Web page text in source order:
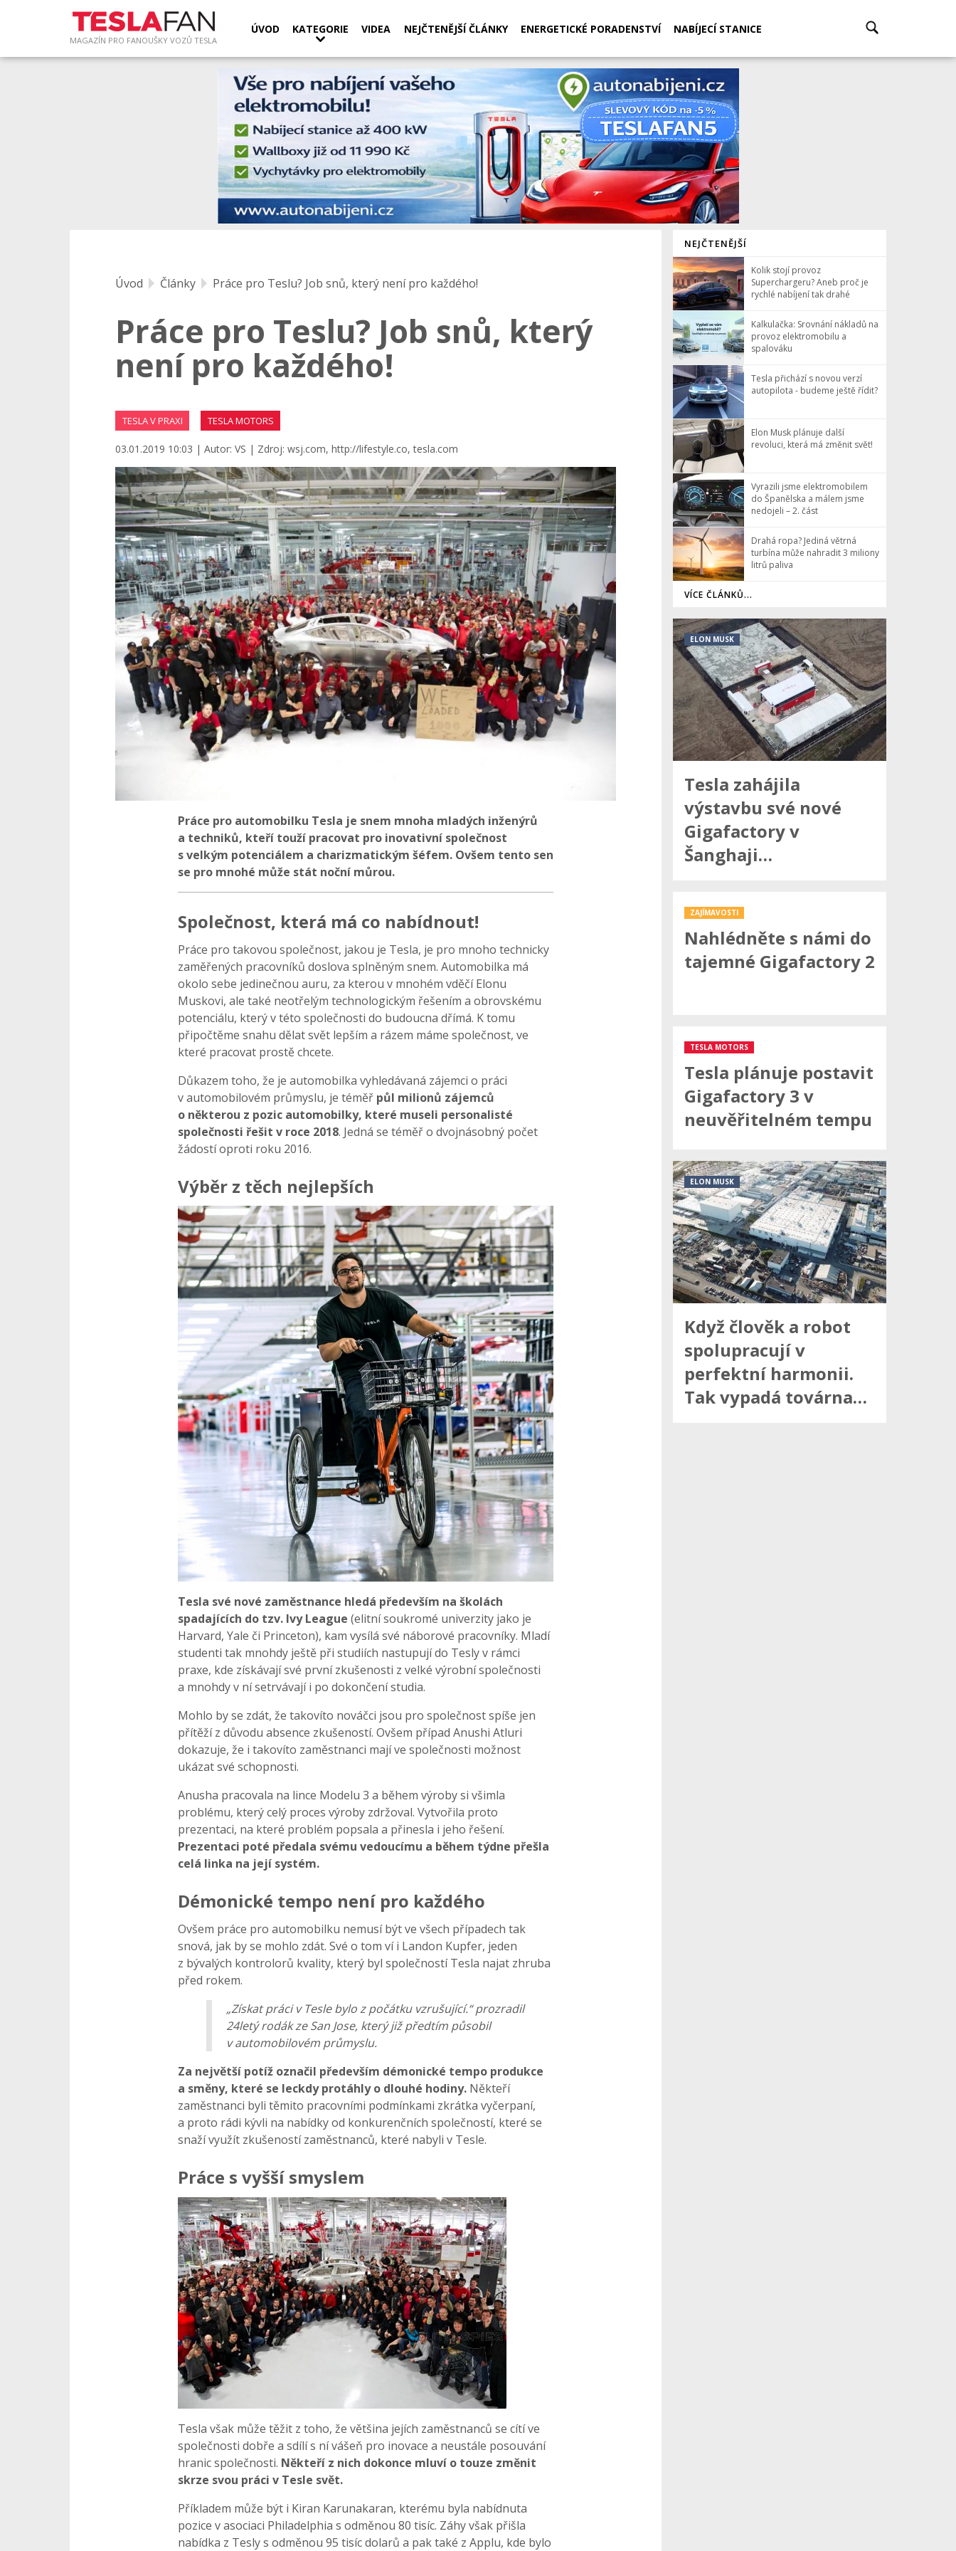
MAGAZÍN PRO FANOUŠKY VOZŮ TESLA
ÚVOD KATEGORIE VIDEA NEJČTENĚJŠÍ ČLÁNKY ENERGETICKÉ PORADENSTVÍ NABÍJECÍ STANICE
Úvod Články Práce pro Teslu? Job snů, který není pro každého!
Práce pro Teslu? Job snů, který
není pro každého!
TESLA V PRAXI TESLA MOTORS
03.01.2019 10:03 | Autor: VS | Zdroj: wsj.com, http://lifestyle.co, tesla.com
Práce pro automobilku Tesla je snem mnoha mladých inženýrů
a techniků, kteří touží pracovat pro inovativní společnost
s velkým potenciálem a charizmatickým šéfem. Ovšem tento sen
se pro mnohé může stát noční můrou.
Společnost, která má co nabídnout!
Práce pro takovou společnost, jakou je Tesla, je pro mnoho technicky
zaměřených pracovníků doslova splněným snem. Automobilka má
okolo sebe jedinečnou auru, za kterou v mnohém vděčí Elonu
Muskovi, ale také neotřelým technologickým řešením a obrovskému
potenciálu, který v této společnosti do budoucna dřímá. K tomu
připočtěme snahu dělat svět lepším a rázem máme společnost, ve
které pracovat prostě chcete.
Důkazem toho, že je automobilka vyhledávaná zájemci o práci
v automobilovém průmyslu, je téměř půl milionů zájemců
o některou z pozic automobilky, které museli personalisté
společnosti řešit v roce 2018. Jedná se téměř o dvojnásobný počet
žádostí oproti roku 2016.
Výběr z těch nejlepších
Tesla své nové zaměstnance hledá především na školách
spadajících do tzv. Ivy League (elitní soukromé univerzity jako je
Harvard, Yale či Princeton), kam vysílá své náborové pracovníky. Mladí
studenti tak mnohdy ještě při studiích nastupují do Tesly v rámci
praxe, kde získávají své první zkušenosti z velké výrobní společnosti
a mnohdy v ní setrvávají i po dokončení studia.
Mohlo by se zdát, že takovíto nováčci jsou pro společnost spíše jen
přítěží z důvodu absence zkušeností. Ovšem případ Anushi Atluri
dokazuje, že i takovíto zaměstnanci mají ve společnosti možnost
ukázat své schopnosti.
Anusha pracovala na lince Modelu 3 a během výroby si všimla
problému, který celý proces výroby zdržoval. Vytvořila proto
prezentaci, na které problém popsala a přinesla i jeho řešení.
Prezentaci poté předala svému vedoucímu a během týdne přešla
celá linka na její systém.
Démonické tempo není pro každého
Ovšem práce pro automobilku nemusí být ve všech případech tak
snová, jak by se mohlo zdát. Své o tom ví i Landon Kupfer, jeden
z bývalých kontrolorů kvality, který byl společností Tesla najat zhruba
před rokem.
„Získat práci v Tesle bylo z počátku vzrušující.“ prozradil
24letý rodák ze San Jose, který již předtím působil
v automobilovém průmyslu.
Za největší potíž označil především démonické tempo produkce
a směny, které se leckdy protáhly o dlouhé hodiny. Někteří
zaměstnanci byli těmito pracovními podmínkami zkrátka vyčerpaní,
a proto rádi kývli na nabídky od konkurenčních společností, které se
snaží využít zkušeností zaměstnanců, které nabyli v Tesle.
Práce s vyšší smyslem
Tesla však může těžit z toho, že většina jejích zaměstnanců se cítí ve
společnosti dobře a sdílí s ní vášeň pro inovace a neustále posouvání
hranic společnosti. Někteří z nich dokonce mluví o touze změnit
skrze svou práci v Tesle svět.
Příkladem může být i Kiran Karunakaran, kterému byla nabídnuta
pozice v asociaci Philadelphia s odměnou 80 tisíc. Záhy však přišla
nabídka z Tesly s odměnou 95 tisíc dolarů a pak také z Applu, kde bylo
NEJČTENĚJŠÍ
Kolik stojí provoz
Superchargeru? Aneb proč je
rychlé nabíjení tak drahé
Kalkulačka: Srovnání nákladů na
provoz elektromobilu a
spalováku
Tesla přichází s novou verzí
autopilota - budeme ještě řídit?
Elon Musk plánuje další
revoluci, která má změnit svět!
Vyrazili jsme elektromobilem
do Španělska a málem jsme
nedojeli – 2. část
Drahá ropa? Jediná větrná
turbína může nahradit 3 miliony
litrů paliva
VÍCE ČLÁNKŮ...
Tesla zahájila
výstavbu své nové
Gigafactory v
Šanghaji…
ELON MUSK
Nahlédněte s námi do
tajemné Gigafactory 2
ZAJÍMAVOSTI
Tesla plánuje postavit
Gigafactory 3 v
neuvěřitelném tempu
TESLA MOTORS
Když člověk a robot
spolupracují v
perfektní harmonii.
Tak vypadá továrna…
ELON MUSK